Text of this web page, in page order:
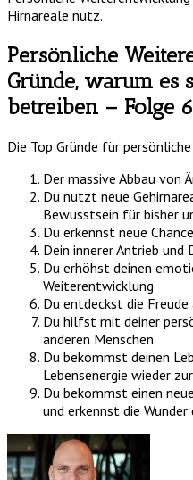
Hirnareale nutz.
Persönliche
Gründe, warum es
betreiben – Folge
Die Top Gründe für
Der massive Abbau von
Du nutzt neue
Bewusstsein für bisher
Du erkennst neue
Dein innerer Antrieb und
Du erhöhst deinen
Weiterentwicklung
Du entdeckst die
Du hilfst mit deiner
anderen Menschen
Du bekommst deinen
Lebensenergie wieder
Du bekommst einen
und erkennst die